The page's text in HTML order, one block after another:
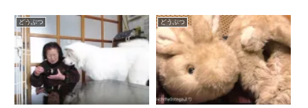
どうぶつ どうぶつ